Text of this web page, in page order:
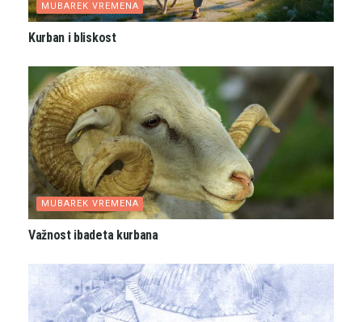
MUBAREK VREMENA
Kurban i bliskost
MUBAREK VREMENA
Važnost ibadeta kurbana